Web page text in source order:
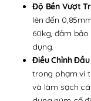
Độ Bền Vượt
lên đến
60kg, đảm
dụng.
Điều Chỉnh
trong phạm vi
và làm sạch